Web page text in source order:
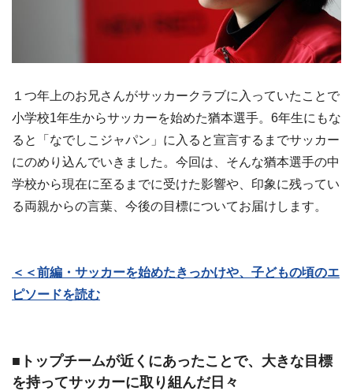
１つ年上のお兄さんがサッカークラブに入っていたことで
小学校1年生からサッカーを始めた猶本選手。6年生にもな
ると「なでしこジャパン」に入ると宣言するまでサッカー
にのめり込んでいきました。今回は、そんな猶本選手の中
学校から現在に至るまでに受けた影響や、印象に残ってい
る両親からの言葉、今後の目標についてお届けします。
＜＜前編・サッカーを始めたきっかけや、子どもの頃のエ
ピソードを読む
■トップチームが近くにあったことで、大きな目標
を持ってサッカーに取り組んだ日々